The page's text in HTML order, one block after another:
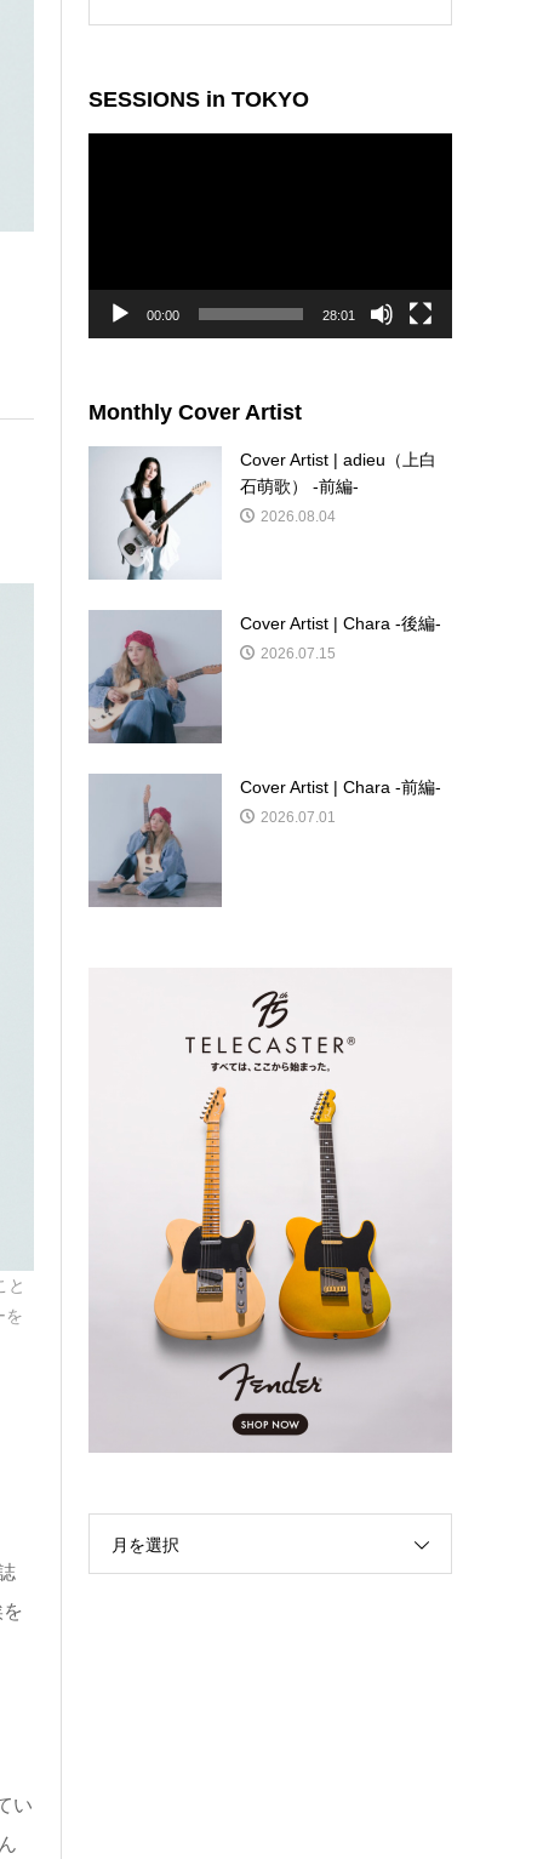
と
を
い
SESSIONS in TOKYO
00:00 28:01
Monthly Cover Artist
Cover Artist | adieu（上白
石萌歌） -前編-
2026.08.04
Cover Artist | Chara -後編-
2026.07.15
Cover Artist | Chara -前編-
2026.07.01
月を選択